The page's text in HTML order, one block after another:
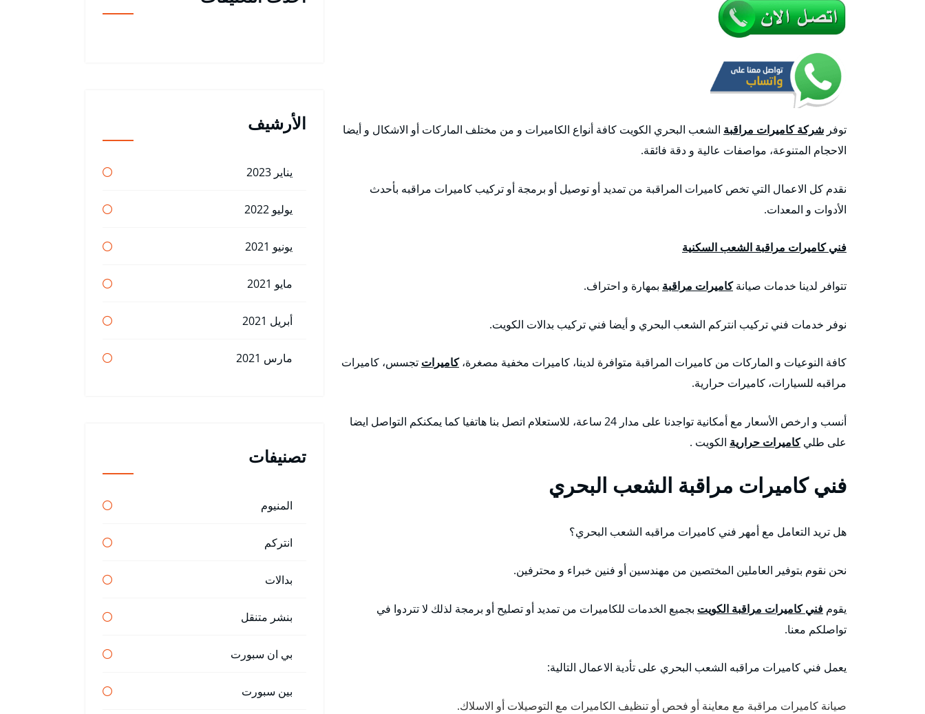
توفر شركة كاميرات مراقبة الشعب البحري الكويت كافة أنواع الكاميرات و من مختلف الماركات أو الاشكال و أيضا
الاحجام المتنوعة، مواصفات عالية و دقة فائقة.
نقدم كل الاعمال التي تخص كاميرات المراقبة من تمديد أو توصيل أو برمجة أو تركيب كاميرات مراقبه بأحدث
الأدوات و المعدات.
فني كاميرات مراقبة الشعب السكنية
تتوافر لدينا خدمات صيانةكاميرات مراقبة بمهارة و احتراف.
نوفر خدمات فني تركيب انتركم الشعب البحري و أيضا فني تركيب بدالات الكويت.
كافة النوعيات و الماركات من كاميرات المراقبة متوافرة لدينا، كاميرات مخفية مصغرة،كاميرات تجسس، كاميرات
مراقبه للسيارات، كاميرات حرارية.
أنسب و ارخص الأسعار مع أمكانية تواجدنا على مدار 24 ساعة، للاستعلام اتصل بنا هاتفيا كما يمكنكم التواصل ايضا
على طليكاميرات حرارية الكويت .
فني كاميرات مراقبة الشعب البحري
هل تريد التعامل مع أمهر فني كاميرات مراقبه الشعب البحري؟
نحن نقوم بتوفير العاملين المختصين من مهندسين أو فنين خبراء و محترفين.
يقوم فني كاميرات مراقبة الكويت بجميع الخدمات للكاميرات من تمديد أو تصليح أو برمجة لذلك لا تتردوا في
تواصلكم معنا.
يعمل فني كاميرات مراقبه الشعب البحري على تأدية الاعمال التالية:
صيانة كاميرات مراقبة مع معاينة أو فحص أو تنظيف الكاميرات مع التوصيلات أو الاسلاك.
الأرشيف
يناير 2023
يوليو 2022
يونيو 2021
مايو 2021
أبريل 2021
مارس 2021
تصنيفات
المنيوم
انتركم
بدالات
بنشر متنقل
بي ان سبورت
بين سبورت